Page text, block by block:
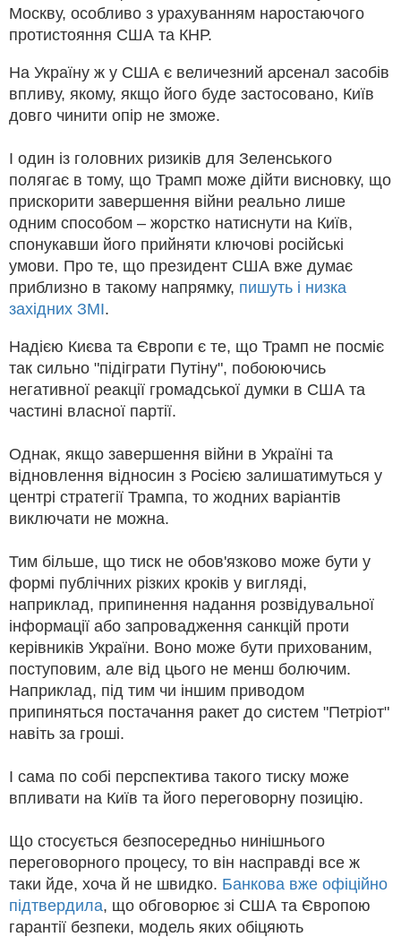
Москву, особливо з урахуванням наростаючого
протистояння США та КНР.
На Україну ж у США є величезний арсенал засобів
впливу, якому, якщо його буде застосовано, Київ
довго чинити опір не зможе.
І один із головних ризиків для Зеленського
полягає в тому, що Трамп може дійти висновку, що
прискорити завершення війни реально лише
одним способом – жорстко натиснути на Київ,
спонукавши його прийняти ключові російські
умови. Про те, що президент США вже думає
приблизно в такому напрямку, пишуть і низка
західних ЗМІ.
Надією Києва та Європи є те, що Трамп не посміє
так сильно "підіграти Путіну", побоюючись
негативної реакції громадської думки в США та
частині власної партії.
Однак, якщо завершення війни в Україні та
відновлення відносин з Росією залишатимуться у
центрі стратегії Трампа, то жодних варіантів
виключати не можна.
Тим більше, що тиск не обов'язково може бути у
формі публічних різких кроків у вигляді,
наприклад, припинення надання розвідувальної
інформації або запровадження санкцій проти
керівників України. Воно може бути прихованим,
поступовим, але від цього не менш болючим.
Наприклад, під тим чи іншим приводом
припиняться постачання ракет до систем "Петріот"
навіть за гроші.
І сама по собі перспектива такого тиску може
впливати на Київ та його переговорну позицію.
Що стосується безпосередньо нинішнього
переговорного процесу, то він насправді все ж
таки йде, хоча й не швидко. Банкова вже офіційно
підтвердила, що обговорює зі США та Європою
гарантії безпеки, модель яких обіцяють